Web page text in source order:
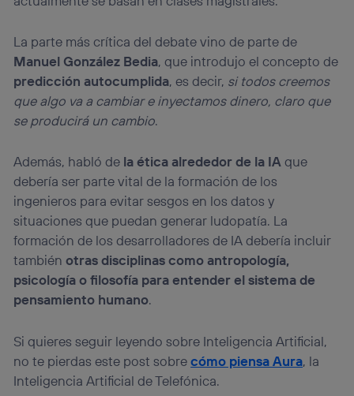
La parte más crítica del debate vino de parte de
Manuel González Bedia, que introdujo el concepto de
predicción autocumplida, es decir, si todos creemos
que algo va a cambiar e inyectamos dinero, claro que
se producirá un cambio.
Además, habló de la ética alrededor de la IAque
debería ser parte vital de la formación de los
ingenieros para evitar sesgos en los datos y
situaciones que puedan generar ludopatía. La
formación de los desarrolladores de IA debería incluir
tambiénotras disciplinas como antropología,
psicología o filosofía para entender el sistema de
pensamiento humano.
Si quieres seguir leyendo sobre Inteligencia Artificial,
no te pierdas este post sobrecómo piensa Aura, la
Inteligencia Artificial de Telefónica.